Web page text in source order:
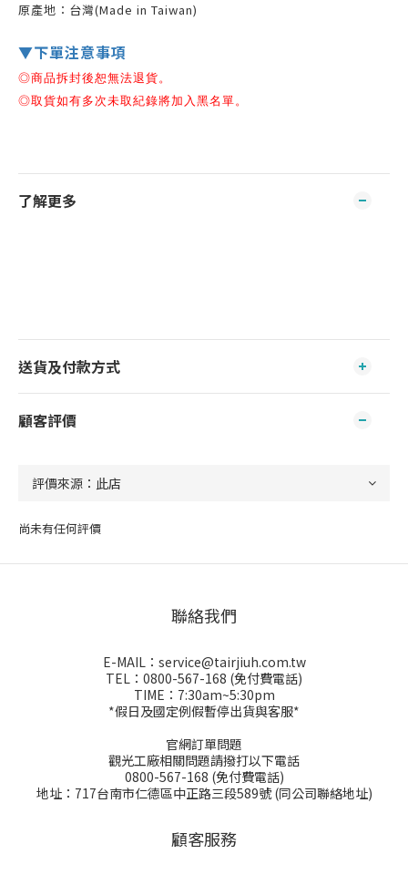
原產地：台灣(Made in Taiwan)
▼下單注意事項
◎商品拆封後恕無法退貨。
◎取貨如有多次未取紀錄將加入黑名單。
了解更多
送貨及付款方式
顧客評價
尚未有任何評價
聯絡我們
E-MAIL：service@tairjiuh.com.tw
TEL：0800-567-168 (免付費電話)
TIME：7:30am~5:30pm
*假日及國定例假暫停出貨與客服*
官網訂單問題
觀光工廠相關問題請撥打以下電話
0800-567-168 (免付費電話)
地址：717台南市仁德區中正路三段589號 (同公司聯絡地址)
顧客服務